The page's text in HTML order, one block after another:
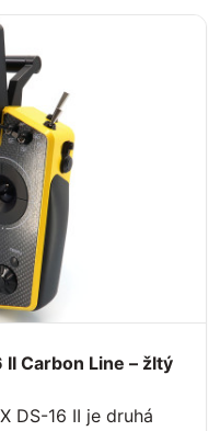
II Carbon Line – žltý
DS-16 II je druhá